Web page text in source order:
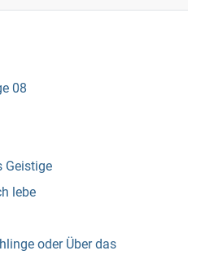
08
Geistige
lebe
oder Über das